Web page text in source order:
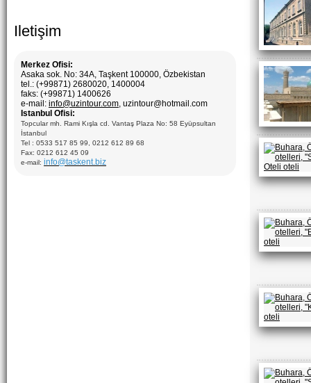
Iletişim
Merkez Ofisi:
Asaka sok. No: 34A, Taşkent 100000, Özbekistan
tel.: (+99871) 2680020, 1400004
faks: (+99871) 1400626
e-mail: info@uzintour.com, uzintour@hotmail.com
Istanbul Ofisi:
Topcular mh. Rami Kışla cd. Vantaş Plaza No: 58 Eyüpsultan
İstanbul
Tel : 0533 517 85 99, 0212 612 89 68
Fax: 0212 612 45 09
e-mail: info@taskent.biz